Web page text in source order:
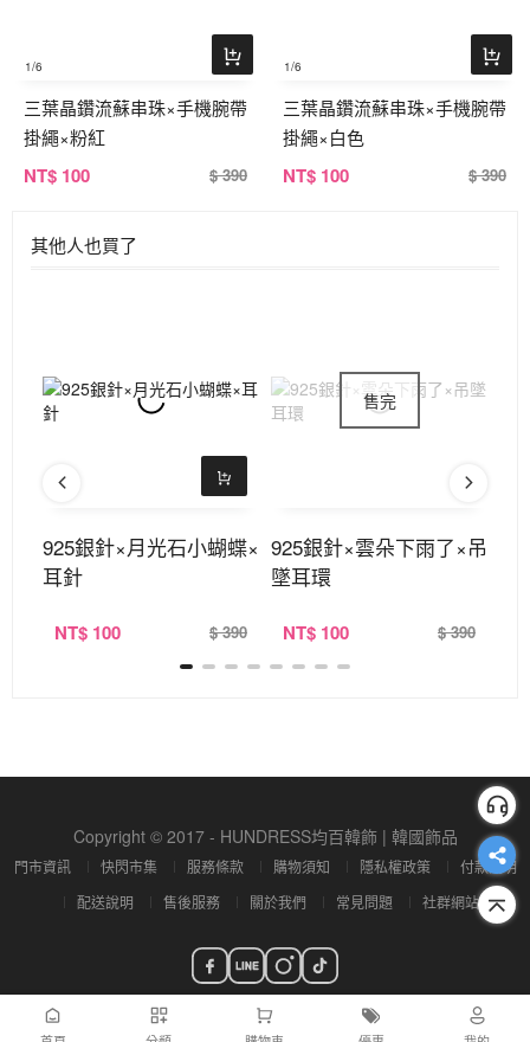
1/6
三葉晶鑽流蘇串珠×手機腕帶
掛繩×粉紅
NT$ 100 $ 390
1/6
三葉晶鑽流蘇串珠×手機腕帶
掛繩×白色
NT$ 100 $ 390
其他人也買了
925銀針×月光石小蝴蝶×
耳針
NT$ 100 $ 390
925銀針×雲朵下雨了×吊
墜耳環
NT$ 100 $ 390
Copyright © 2017 - HUNDRESS均百韓飾 | 韓國飾品
門市資訊 快閃市集 服務條款 購物須知 隱私權政策
付款說明
配送說明
售後服務 關於我們 常見問題 社群網站